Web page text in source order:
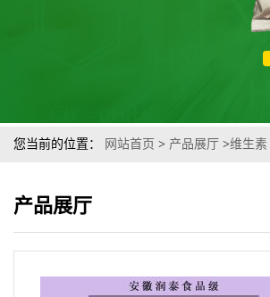
您当前的位置： 网站首页 > 产品展厅 >维生素
产品展厅